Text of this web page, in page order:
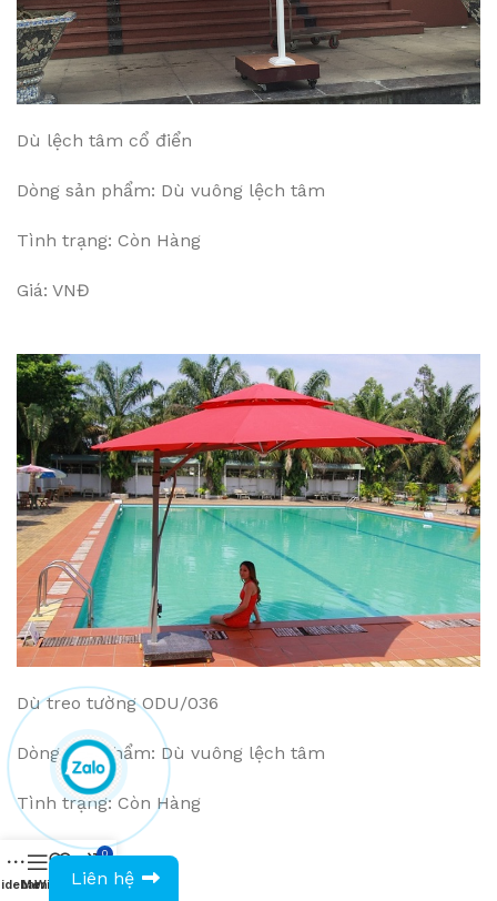
Dù lệch tâm cổ điển
Dòng sản phẩm: Dù vuông lệch tâm
Tình trạng: Còn Hàng
Giá: VNĐ
Dù treo tường ODU/036
Dòng sản phẩm: Dù vuông lệch tâm
Tình trạng: Còn Hàng
Giá: VNĐ
MenuWishlistCompare
0
Cart
Liên hệ
0943594386